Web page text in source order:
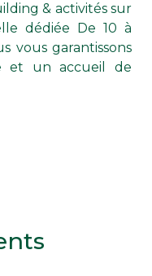
& activités sur
De 10 à
vous garantissons
et un accueil de